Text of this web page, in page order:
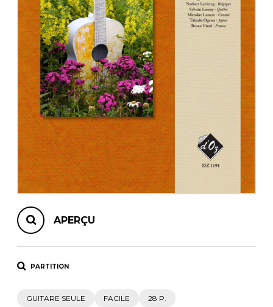
AUTRES PRODUITS
APERÇU
PARTITION
GUITARE SEULE FACILE 28 P.